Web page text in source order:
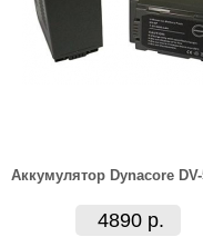
Аккумулятор Dynacore
4890 р.